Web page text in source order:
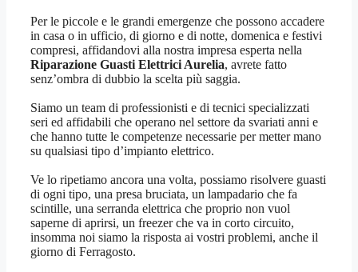
Per le piccole e le grandi emergenze che possono accadere
in casa o in ufficio, di giorno e di notte, domenica e festivi
compresi, affidandovi alla nostra impresa esperta nella
Riparazione Guasti Elettrici Aurelia, avrete fatto
senz’ombra di dubbio la scelta più saggia.
Siamo un team di professionisti e di tecnici specializzati
seri ed affidabili che operano nel settore da svariati anni e
che hanno tutte le competenze necessarie per metter mano
su qualsiasi tipo d’impianto elettrico.
Ve lo ripetiamo ancora una volta, possiamo risolvere guasti
di ogni tipo, una presa bruciata, un lampadario che fa
scintille, una serranda elettrica che proprio non vuol
saperne di aprirsi, un freezer che va in corto circuito,
insomma noi siamo la risposta ai vostri problemi, anche il
giorno di Ferragosto.